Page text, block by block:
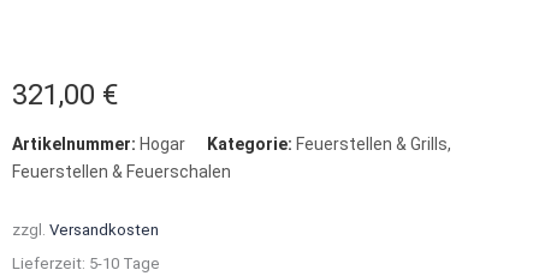
321,00 €
Artikelnummer: Hogar Kategorie: Feuerstellen & Grills,
Feuerstellen & Feuerschalen
zzgl. Versandkosten
Lieferzeit: 5-10 Tage